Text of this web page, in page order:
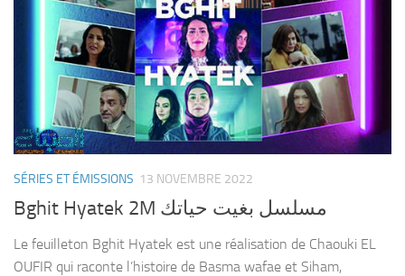
SÉRIES ET ÉMISSIONS 13 NOVEMBRE 2022
Bghit Hyatek 2M مسلسل بغيت حياتك
Le feuilleton Bghit Hyatek est une réalisation de Chaouki EL
OUFIR qui raconte l’histoire de Basma wafae et Siham,